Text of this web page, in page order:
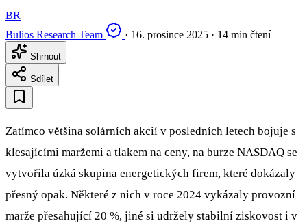
BR
Bulios Research Team
· 16. prosince 2025 · 14 min čtení
Shrnout
Sdílet
Zatímco většina solárních akcií v posledních letech bojuje s
klesajícími maržemi a tlakem na ceny, na burze NASDAQ se
vytvořila úzká skupina energetických firem, které dokázaly
přesný opak. Některé z nich v roce 2024 vykázaly provozní
marže přesahující 20 %, jiné si udržely stabilní ziskovost i v